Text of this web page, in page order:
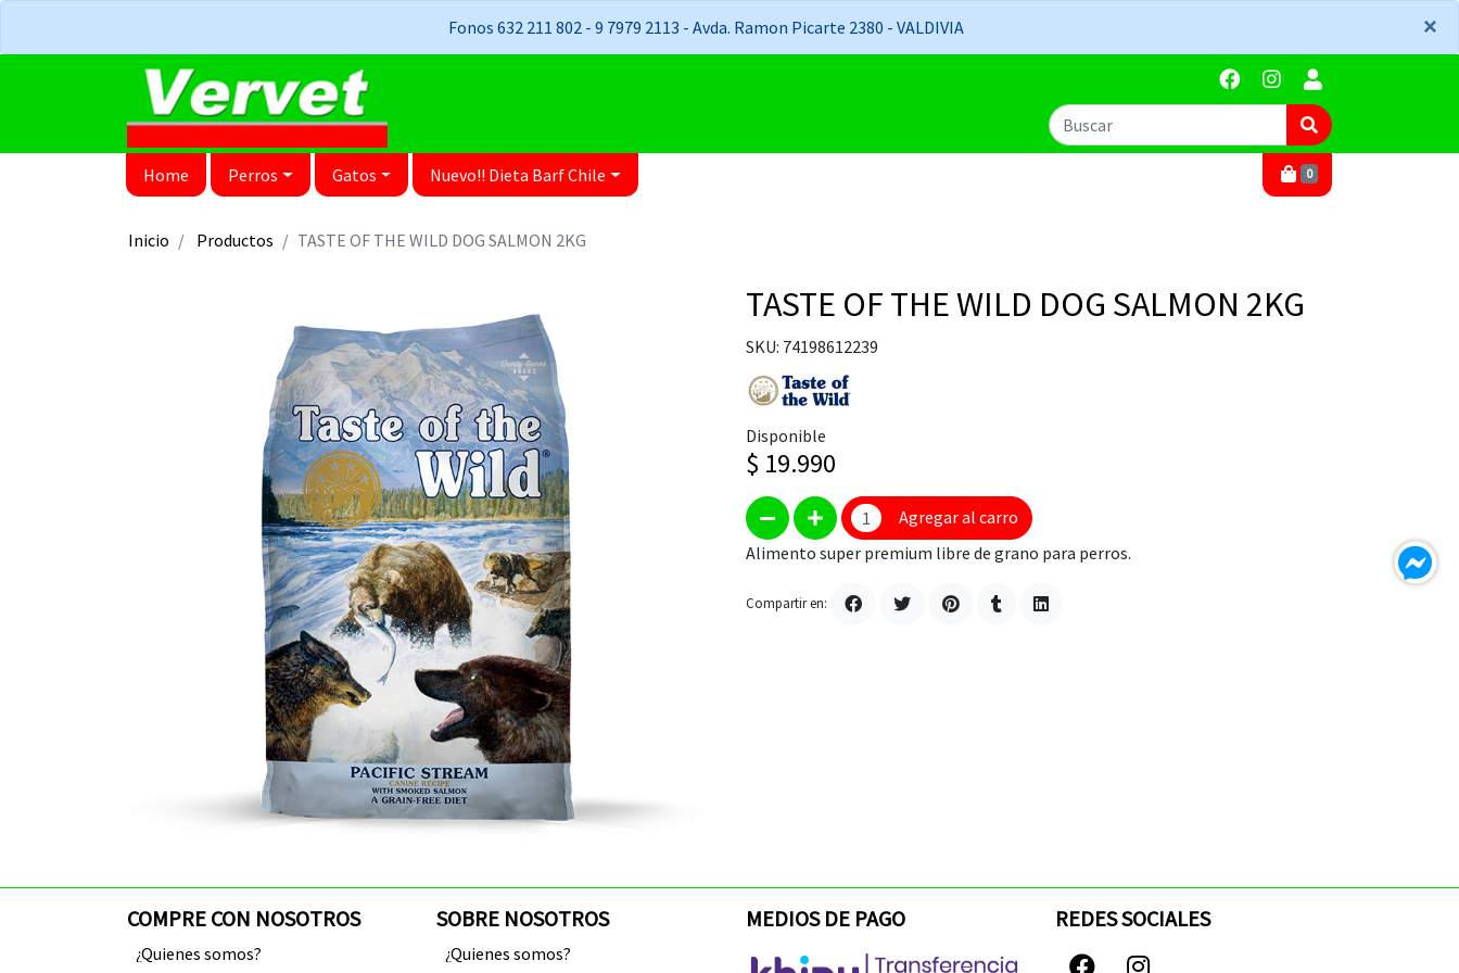
Fonos 632 211 802 - 9 7979 2113 - Avda. Ramon Picarte 2380 - VALDIVIA ×
×
Home Perros Gatos Nuevo!! Dieta Barf Chile 0
Inicio Productos TASTE OF THE WILD DOG SALMON 2KG
TASTE OF THE WILD DOG SALMON 2KG
SKU: 74198612239
Disponible
$ 19.990
Agregar al carro
Alimento super premium libre de grano para perros.
Compartir en:
COMPRE CON NOSOTROS
¿Quienes somos?
SOBRE NOSOTROS
¿Quienes somos?
MEDIOS DE PAGO REDES SOCIALES